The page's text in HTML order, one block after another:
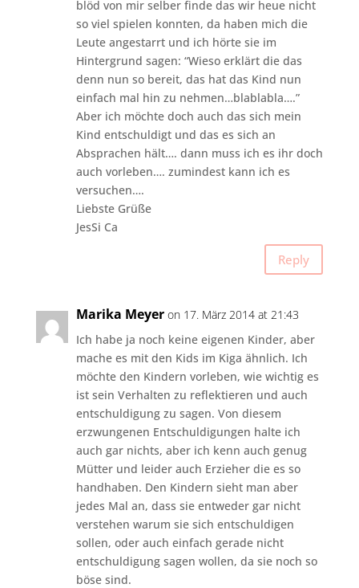
blöd von mir selber finde das wir heue nicht
so viel spielen konnten, da haben mich die
Leute angestarrt und ich hörte sie im
Hintergrund sagen: “Wieso erklärt die das
denn nun so bereit, das hat das Kind nun
einfach mal hin zu nehmen…blablabla….”
Aber ich möchte doch auch das sich mein
Kind entschuldigt und das es sich an
Absprachen hält…. dann muss ich es ihr doch
auch vorleben…. zumindest kann ich es
versuchen….
Liebste Grüße
JesSi Ca
Reply
Marika Meyer on 17. März 2014 at 21:43
Ich habe ja noch keine eigenen Kinder, aber
mache es mit den Kids im Kiga ähnlich. Ich
möchte den Kindern vorleben, wie wichtig es
ist sein Verhalten zu reflektieren und auch
entschuldigung zu sagen. Von diesem
erzwungenen Entschuldigungen halte ich
auch gar nichts, aber ich kenn auch genug
Mütter und leider auch Erzieher die es so
handhaben. Den Kindern sieht man aber
jedes Mal an, dass sie entweder gar nicht
verstehen warum sie sich entschuldigen
sollen, oder auch einfach gerade nicht
entschuldigung sagen wollen, da sie noch so
böse sind.